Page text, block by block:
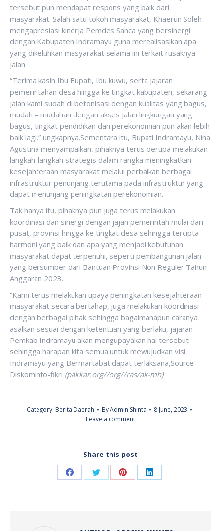
tersebut pun mendapat respons yang baik dari
masyarakat. Salah satu tokoh masyarakat, Khaerun Soleh
mengapresiasi kinerja Pemdes Sanca yang bersinergi
dengan Kabupaten Indramayu guna merealisasikan apa
yang dikeluhkan masyarakat selama ini terkait rusaknya
jalan.
“Terima kasih Ibu Bupati, Ibu kuwu, serta jajaran
pemerintahan desa hingga ke tingkat kabupaten, sekarang
jalan kami sudah di betonisasi dengan kualitas yang bagus,
mudah – mudahan dengan akses jalan lingkungan yang
bagus, tingkat pendidikan dan perekonomian pun akan lebih
baik lagi,” ungkapnya.Sementara itu, Bupati Indramayu, Nina
Agustina menyampaikan, pihaknya terus berupa melakukan
langkah-langkah strategis dalam rangka meningkatkan
kesejahteraan masyarakat melalui perbaikan berbagai
infrastruktur penunjang terutama pada infrastruktur yang
dapat menunjang peningkatan perekonomian.
Tak hanya itu, pihaknya pun juga terus melakukan
koordinasi dan sinergi dengan jajan pemerintah mulai dari
pusat, provinsi hingga ke tingkat desa sehingga tercipta
harmoni yang baik dan apa yang menjadi kebutuhan
masyarakat dapat terpenuhi, seperti pembangunan jalan
yang bersumber dari Bantuan Provinsi Non Reguler Tahun
Anggaran 2023.
“Kami terus melakukan upaya peningkatan kesejahteraan
masyarakat secara bertahap, juga melakukan koordinasi
dengan berbagai pihak sehingga bagaimanapun caranya
asalkan sesuai dengan ketentuan yang berlaku, jajaran
Pemkab Indramayu akan mengupayakan hal tersebut
sehingga harapan kita semua untuk mewujudkan visi
Indramayu yang Bermartabat dapat terlaksana,Source
Diskominfo-fikri (pakkar.org//org//ras/ak-mh)
Category: Berita Daerah ByAdmin Shinta
8 June, 2023
Leave a comment
Share this post
Share Share Share Share